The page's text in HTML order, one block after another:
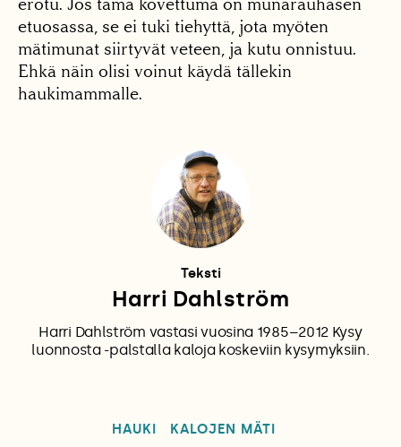
etuosassa, se ei tuki tiehyttä, jota myöten
mätimunat siirtyvät veteen, ja kutu onnistuu.
Ehkä näin olisi voinut käydä tällekin
haukimammalle.
Teksti
Harri Dahlström
Harri Dahlström vastasi vuosina 1985–2012 Kysy
luonnosta -palstalla kaloja koskeviin kysymyksiin.
HAUKI KALOJEN MÄTI